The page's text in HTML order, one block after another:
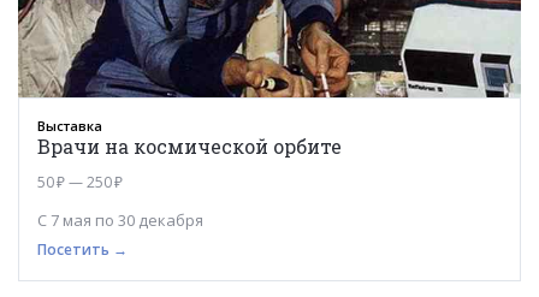
Выставка
Врачи на космической орбите
50 ₽ — 250 ₽
С 7 мая по 30 декабря
Посетить →